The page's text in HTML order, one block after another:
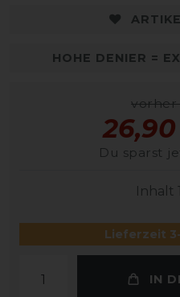
HOHE DENIER =
vorher
Du sparst
Inhalt 1
Lieferzeit
IN